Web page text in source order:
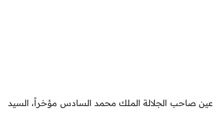
عين صاحب الجلالة الملك محمد السادس مؤخراً، السيد